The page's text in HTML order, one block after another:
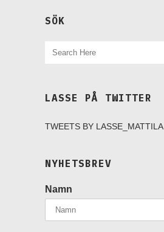
SÖK
LASSE PÅ TWITTER
TWEETS BY LASSE_MATTILA
NYHETSBREV
Namn